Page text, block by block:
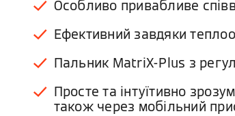
Особливо привабливе
Ефективний завдяки
Пальник MatriX-Plus з
Просте та інтуїтивно
також через мобільний